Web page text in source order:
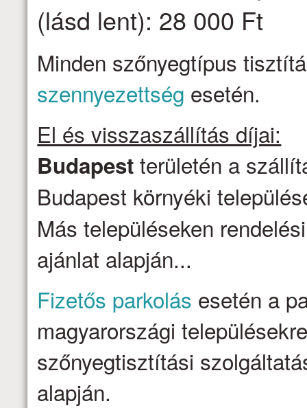
(lásd lent): 28 000 Ft
Minden szőnyegtípus
szennyezettség esetén.
El és visszaszállítás díjai:
Budapest területén a
Budapest környéki
Más településeken
ajánlat alapján...
Fizetős parkolás esetén a
magyarországi
szőnyegtisztítási
alapján.